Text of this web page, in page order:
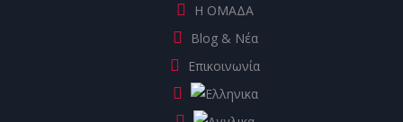
Η ΟΜΑΔΑ
Blog & Νέα
Επικοινωνία